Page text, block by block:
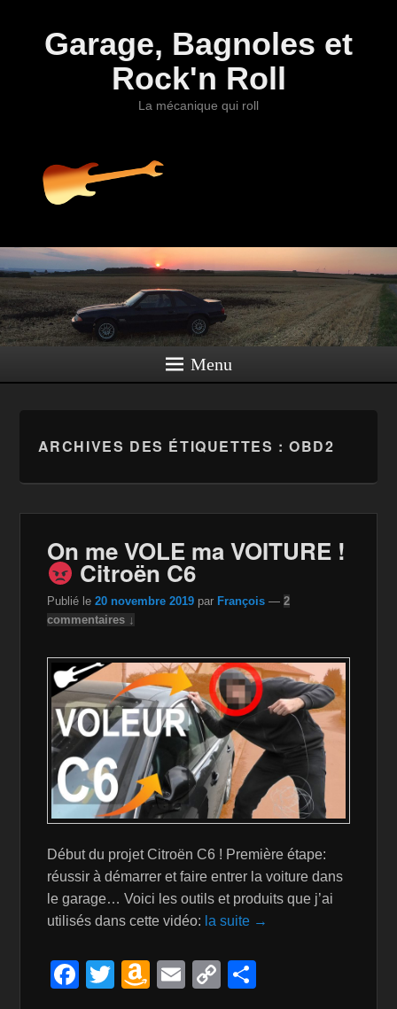
Garage, Bagnoles et
Rock'n Roll
La mécanique qui roll
Menu
ARCHIVES DES ÉTIQUETTES :OBD2
On me VOLE ma VOITURE !
Citroën C6
Publié le20 novembre 2019 par François —2
commentaires ↓
Début du projet Citroën C6 ! Première étape:
réussir à démarrer et faire entrer la voiture dans
le garage… Voici les outils et produits que j’ai
utilisés dans cette vidéo: la suite →
F
T
A
E
C